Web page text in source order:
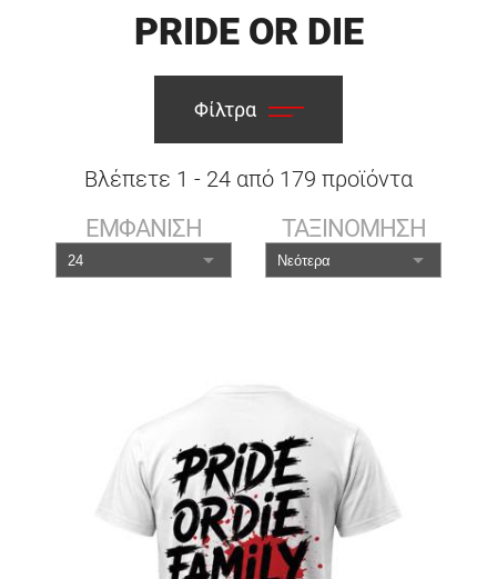
PRIDE OR DIE
Φίλτρα
Βλέπετε 1 - 24 από 179 προϊόντα
ΕΜΦΑΝΙΣΗ ΤΑΞΙΝΟΜΗΣΗ